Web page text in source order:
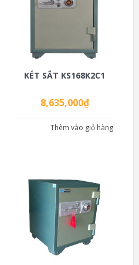
KÉT SẮT KS168K2C1
8,635,000₫
Thêm vào giỏ hàng